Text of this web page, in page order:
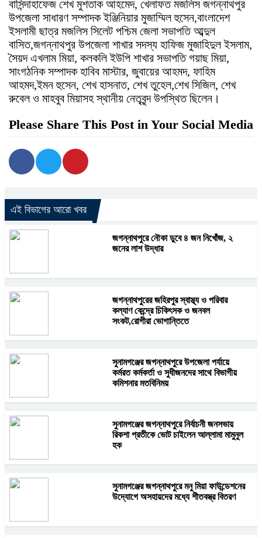
বাসিন্দাহাফেজ শেখ মুশতাক আহমেদ, খেলাফত মজলিস জগন্নাথপুর
উপজেলা সাধারণ সম্পাদক ইঞ্জিনিয়ার মুজাম্মিল হুসেন,বাংলাদেশ
ইসলামী ছাত্র মজলিস সিলেট পশ্চিম জেলা সভাপতি আব্দুল
বাসিত,জগন্নাথপুর উপজেলা শাখার সদস্য হাফিজ মুজাহিদুল ইসলাম,
সৈয়দ এখলাম মিয়া, কলকলি ইউপি শাখার সভাপতি গয়াছ মিয়া,
সাংগঠনিক সম্পাদক হাবিব মাস্টার, জুবায়ের আহমদ, ফাহিম
আহমদ,ইমন হুসেন, শেখ হাসনাত, শেখ তুহেল,শেখ সিজিল, শেখ
রুবেল ও মাহবুব মিয়াসহ স্থানীয় নেতৃবৃন্দ উপস্থিত ছিলেন।
Please Share This Post in Your Social Media
এই বিভাগের আরো খবর
জগন্নাথপুরে নৌকা ডুবে ৪ জন নিখোঁজ, ২
জনের লাশ উদ্ধার
জগন্নাথপুরের জহিরপুর স্বাস্থ্য ও পরিবার
কল্যাণ কেন্দ্রে চিকিৎসক ও জনবল
সংকট,রোগীরা ভোগান্তিতে
সুনামগঞ্জের জগন্নাথপুরে উপজেলা পর্যায়ে
কর্মরত কর্মকর্তা ও সুধীজনদের সাথে বিভাগীয়
কমিশনার মতবিনিময়
সুনামগঞ্জের জগন্নাথপুরে নির্বাচনী জনসভায়
রিকশা প্রতীকে ভোট চাইলেন আল্লামা মামুনুল
হক
সুনামগঞ্জের জগন্নাথপুরে মনু মিয়া ফাউন্ডেশনের
উদ্যোগে অসহায়দের মধ্যে শীতবস্ত্র বিতরণ